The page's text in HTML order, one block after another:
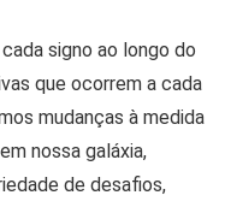
signo ao longo do
que ocorrem a cada
mudanças à medida
nossa galáxia,
de desafios,